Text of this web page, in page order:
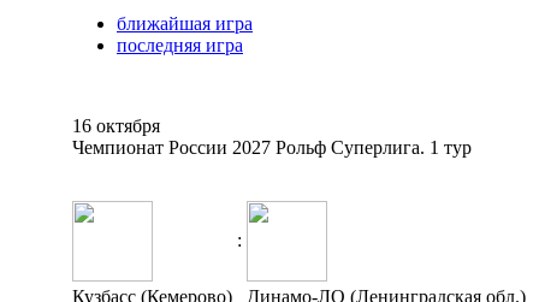
ближайшая игра
последняя игра
16 октября
Чемпионат России 2027 Рольф Суперлига. 1 тур
:
Кузбасс (Кемерово) Динамо-ЛО (Ленинградская обл.)